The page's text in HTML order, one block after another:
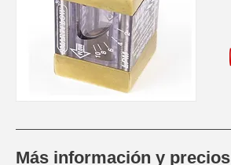
Más información y precios